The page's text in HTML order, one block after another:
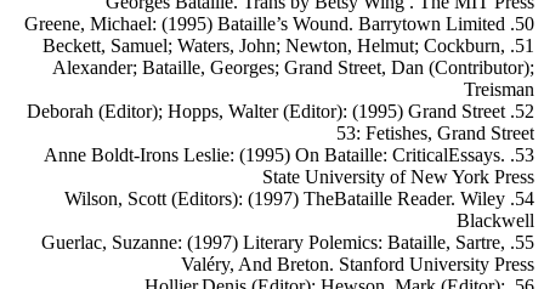
50. Greene, Michael: (1995) Bataille’s Wound. Barrytown Limited
51. Beckett, Samuel; Waters, John; Newton, Helmut; Cockburn,
Alexander; Bataille, Georges; Grand Street, Dan (Contributor);
Treisman
52. Deborah (Editor); Hopps, Walter (Editor): (1995) Grand Street
53: Fetishes, Grand Street
53. Anne Boldt-Irons Leslie: (1995) On Bataille: CriticalEssays.
State University of New York Press
54. Wilson, Scott (Editors): (1997) TheBataille Reader. Wiley
Blackwell
55. Guerlac, Suzanne: (1997) Literary Polemics: Bataille, Sartre,
Valéry, And Breton. Stanford University Press